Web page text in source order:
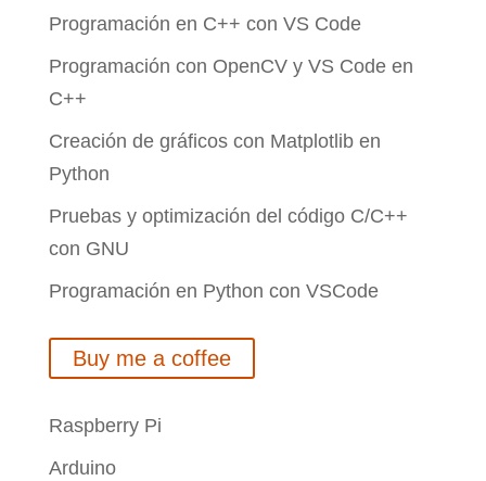
Programación en C++ con VS Code
Programación con OpenCV y VS Code en
C++
Creación de gráficos con Matplotlib en
Python
Pruebas y optimización del código C/C++
con GNU
Programación en Python con VSCode
Buy me a coffee
Raspberry Pi
Arduino